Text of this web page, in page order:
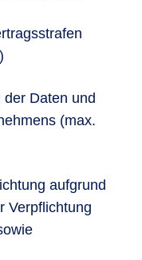
Daten und
(max.
aufgrund
Verpflichtung